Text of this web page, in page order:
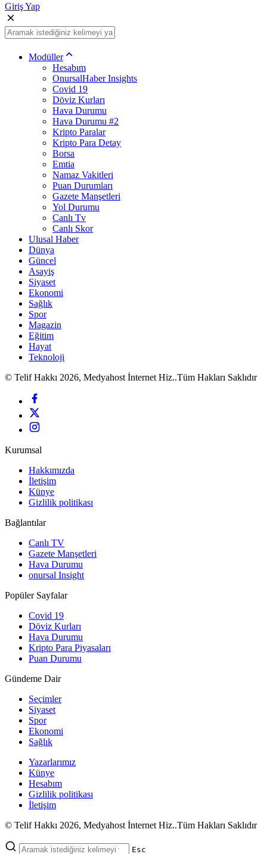
Giriş Yap
Modüller
Hesabım
OnursalHaber Insights
Covid 19
Döviz Kurları
Hava Durumu
Hava Durumu #2
Kripto Paralar
Kripto Para Detay
Borsa
Emtia
Namaz Vakitleri
Puan Durumları
Gazete Manşetleri
Yol Durumu
Canlı Tv
Canlı Skor
Ulusal Haber
Dünya
Güncel
Asayiş
Siyaset
Ekonomi
Sağlık
Spor
Magazin
Eğitim
Hayat
Teknoloji
© Telif Hakkı 2026, Medyahost İnternet Hiz..Tüm Hakları Saklıdır
Kurumsal
Hakkımızda
İletişim
Künye
Gizlilik politikası
Bağlantılar
Canlı TV
Gazete Manşetleri
Hava Durumu
onursal Insight
Popüler Sayfalar
Covid 19
Döviz Kurları
Hava Durumu
Kripto Para Piyasaları
Puan Durumu
Gündeme Dair
Seçimler
Siyaset
Spor
Ekonomi
Sağlık
Yazarlarımız
Künye
Hesabım
Gizlilik politikası
İletişim
© Telif Hakkı 2026, Medyahost İnternet Hiz..Tüm Hakları Saklıdır
casino
canlı
ev
Esc